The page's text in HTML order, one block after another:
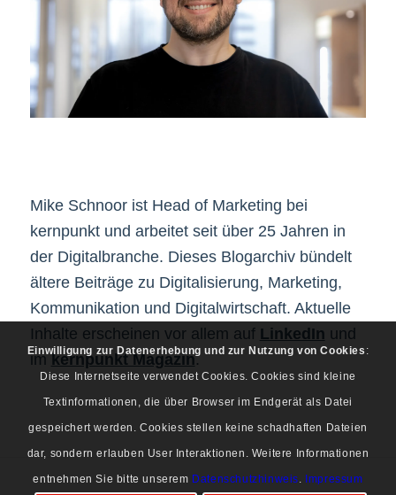
Mike Schnoor ist Head of Marketing bei
kernpunkt und arbeitet seit über 25 Jahren in
der Digitalbranche. Dieses Blogarchiv bündelt
ältere Beiträge zu Digitalisierung, Marketing,
Kommunikation und Digitalwirtschaft. Aktuelle
Inhalte erscheinen vor allem auf LinkedIn und
imkernpunkt Magazin.
Einwilligung zur Datenerhebung und zur Nutzung von Cookies :
Diese Internetseite verwendet Cookies. Cookies sind kleine
Textinformationen, die über Browser im Endgerät als Datei
gespeichert werden. Cookies stellen keine schadhaften Dateien
dar, sondern erlauben User Interaktionen. Weitere Informationen
entnehmen Sie bitte unserem Datenschutzhinweis. Impressum